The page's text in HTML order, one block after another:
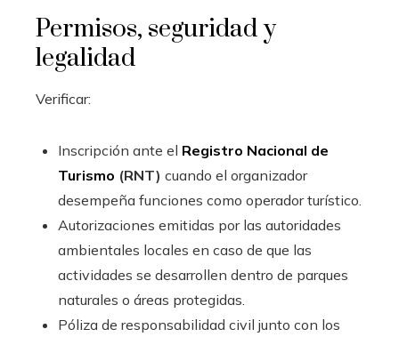
Permisos, seguridad y
legalidad
Verificar:
Inscripción ante el Registro Nacional de
Turismo (RNT) cuando el organizador
desempeña funciones como operador turístico.
Autorizaciones emitidas por las autoridades
ambientales locales en caso de que las
actividades se desarrollen dentro de parques
naturales o áreas protegidas.
Póliza de responsabilidad civil junto con los